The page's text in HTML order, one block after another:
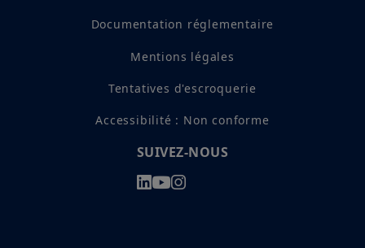
Documentation réglementaire
Mentions légales
Tentatives d'escroquerie
Accessibilité : Non conforme
SUIVEZ-NOUS